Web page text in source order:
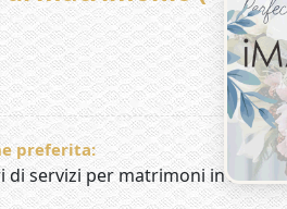
preferita:
di servizi per matrimoni in Italia,